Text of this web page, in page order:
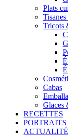
Plats
Tricots
Cabas
Glaces
RECETTES
PORTRAITS